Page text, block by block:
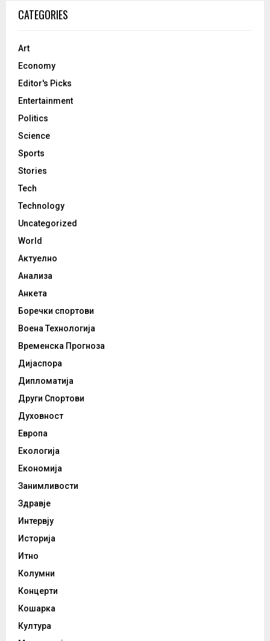
CATEGORIES
Art
Economy
Editor's Picks
Entertainment
Politics
Science
Sports
Stories
Tech
Technology
Uncategorized
World
Актуелно
Анализа
Анкета
Боречки спортови
Воена Технологија
Временска Прогноза
Дијаспора
Дипломатија
Други Спортови
Духовност
Европа
Екологија
Економија
Занимливости
Здравје
Интервју
Историја
Итно
Колумни
Концерти
Кошарка
Култура